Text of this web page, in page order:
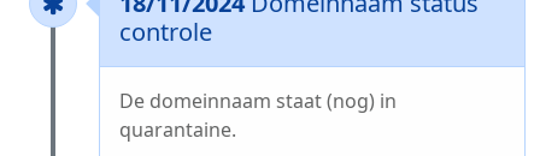
controle
De domeinnaam staat (nog) in
quarantaine.